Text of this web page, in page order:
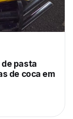
de pasta
de coca em